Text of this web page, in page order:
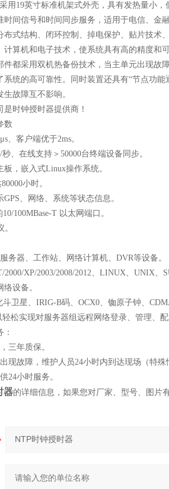
用19英寸标准机架式外壳，具有发热量小
时间信号和时间同步服务，适用于电信、金
布式结构、闭环控制、掉电保护、贴片技
算机和电子技术，使系统具有高的精度和可
件都采用双机热备份技术，当主单元出现故
系统的高可靠性。同时装置还具有“节点功
故障互不影响。
时钟授时器提供商！
数
、客户端优于2ms。
、在线支持＞50000台终端设备同步。
，嵌入式Linux操作系统。
小时。
、网络、系统等状态信息。
100MBase-T 以太网端口。
务器、工作站、网络计算机、DVR等设备。
2000/XP/2003/2008/2012、LINUX、UNIX
设备。
卫星、IRIG-B码、OCX0、铷原子钟、
松实现对服务器组远程网络登录、管理、配
三年质保。
现故障，维护人员24小时内到达现场（特殊
24小时服务。
器的详细信息，如果您对厂家、型号、图片